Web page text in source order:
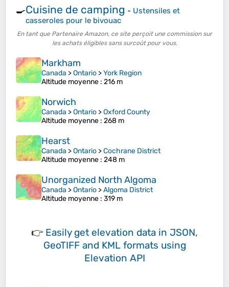
🍳Cuisine de camping - Ustensiles et
casseroles pour le bivouac
En tant que Partenaire Amazon, ce site perçoit une commission sur
les achats éligibles sans surcoût pour vous.
Markham
Canada >Ontario >York Region
Altitude moyenne : 216 m
Norwich
Canada >Ontario >Oxford County
Altitude moyenne : 268 m
Hearst
Canada >Ontario >Cochrane District
Altitude moyenne : 248 m
Unorganized North Algoma
Canada >Ontario >Algoma District
Altitude moyenne : 319 m
👉 Easily get elevation data in JSON,
GeoTIFF and KML formats using
Elevation API